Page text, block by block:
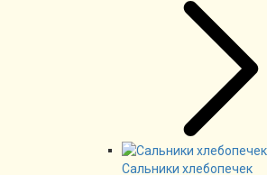
Сальники хлебопечек